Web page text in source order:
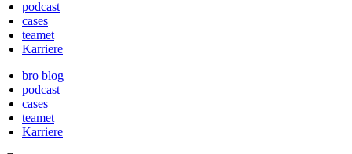
podcast
cases
teamet
Karriere
bro blog
podcast
cases
teamet
Karriere